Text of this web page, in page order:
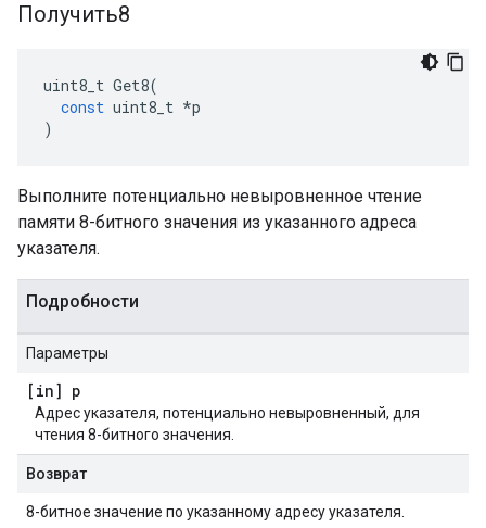
Получить8
uint8_t Get8(
const uint8_t *p
)
Выполните потенциально невыровненное чтение
памяти 8-битного значения из указанного адреса
указателя.
Подробности
Параметры
[in] p
Адрес указателя, потенциально невыровненный, для
чтения 8-битного значения.
Возврат
8-битное значение по указанному адресу указателя.